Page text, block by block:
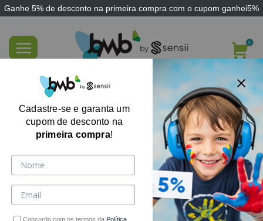
Ganhe 5% de desconto na primeira compra com o cupom ganhei5%
content
Quebra-Cabeça de Caracol com Números
Cadastre-se e garanta um
cupom de desconto na
primeira compra!
Concordo com os termos da Política